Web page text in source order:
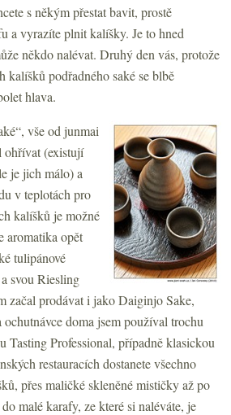
s někým přestat bavit, prostě
a vyrazíte plnit kalíšky. Je to hned
někdo nalévat. Druhý den vás, protože
kalíšků podřadného saké se blbě
hlava.
vše od junmai
ohřívat (existují
je jich málo) a
v teplotách pro
kalíšků je možné
aromatika opět
tulipánové
svou Riesling
začal prodávat i jako Daiginjo Sake,
doma jsem používal trochu
Tasting Professional, případně klasickou
restauracích dostanete všechno
přes maličké skleněné mističky až po
malé karafy, ze které si naléváte, je